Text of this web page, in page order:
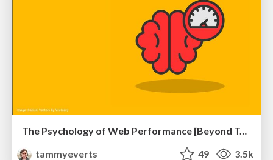
The Psychology of Web Performance [Beyond Tellerrand 2023]
tammyeverts
49 3.5k